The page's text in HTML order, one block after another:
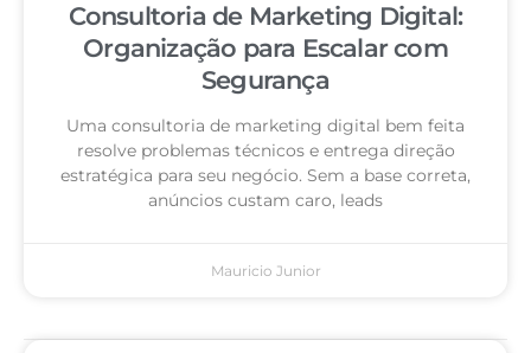
Consultoria de Marketing Digital:
Organização para Escalar com
Segurança
Uma consultoria de marketing digital bem feita
resolve problemas técnicos e entrega direção
estratégica para seu negócio. Sem a base correta,
anúncios custam caro, leads
Mauricio Junior